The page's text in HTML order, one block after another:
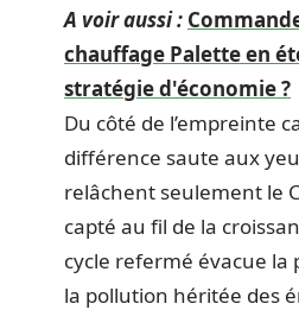
A voir aussi :
chauffage Palette en
stratégie d'économie ?
Du côté de l’empreinte
différence saute aux
relâchent seulement le
capté au fil de la
cycle refermé évacue la
la pollution héritée des